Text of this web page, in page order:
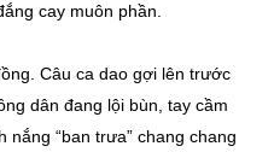
cay muôn phần.
Câu ca dao gợi lên trước
dân đang lội bùn, tay cầm
“ban trưa” chang chang